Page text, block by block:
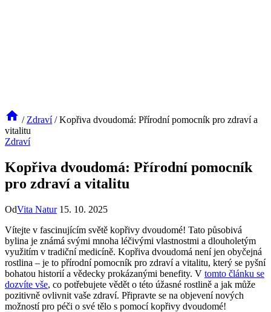
/ Zdraví / Kopřiva dvoudomá: Přírodní pomocník pro zdraví a
vitalitu
Zdraví
Kopřiva dvoudomá: Přírodní pomocník
pro zdraví a vitalitu
OdVita Natur 15. 10. 2025
Vítejte v fascinujícím světě kopřivy dvoudomé! Tato působivá
bylina je známá svými mnoha léčivými vlastnostmi a dlouholetým
využitím v tradiční medicíně. Kopřiva dvoudomá není jen obyčejná
rostlina – je to přírodní pomocník pro zdraví a vitalitu, který se pyšní
bohatou historií a vědecky prokázanými benefity. V tomto článku se
dozvíte vše, co potřebujete vědět o této úžasné rostlině a jak může
pozitivně ovlivnit vaše zdraví. Připravte se na objevení nových
možností pro péči o své tělo s pomocí kopřivy dvoudomé!